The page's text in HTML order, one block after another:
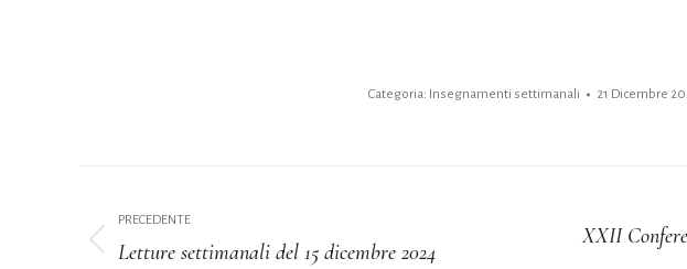
Categoria: Insegnamenti settimanali 21 Dicembre
tra
PRECEDENTE
Post
Letture settimanali del 15 dicembre 2024
XXII